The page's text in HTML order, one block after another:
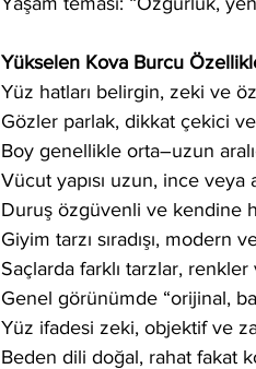
Yükselen Kova Burcu
Yüz hatları belirgin, zeki ve
Gözler parlak, dikkat çekici ve
Boy genellikle orta–uzun
Vücut yapısı uzun, ince
Duruş özgüvenli ve kendine
Giyim tarzı sıradışı, modern
Saçlarda farklı tarzlar,
Genel görünümde “orijinal,
Yüz ifadesi zeki, objektif ve
Beden dili doğal, rahat fakat